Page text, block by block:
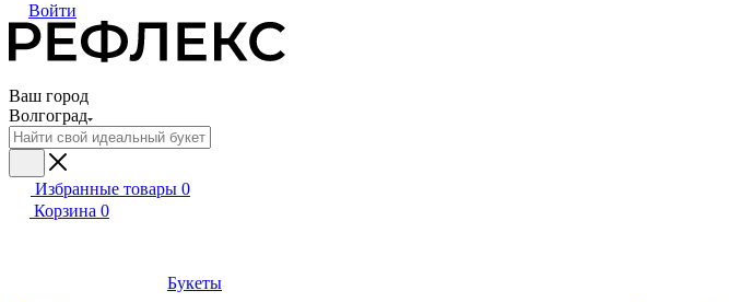
Войти
Ваш город
Волгоград
Избранные товары 0
Корзина 0
Букеты